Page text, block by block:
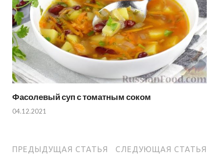
Фасолевый суп с томатным соком
04.12.2021
ПРЕДЫДУЩАЯ СТАТЬЯ СЛЕДУЮЩАЯ СТАТЬЯ